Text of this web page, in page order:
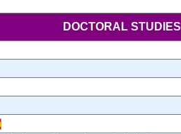
DOCTORAL STUDIES